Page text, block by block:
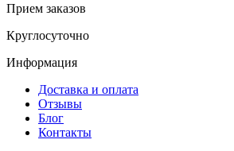
Прием заказов
Круглосуточно
Информация
Доставка и оплата
Отзывы
Блог
Контакты